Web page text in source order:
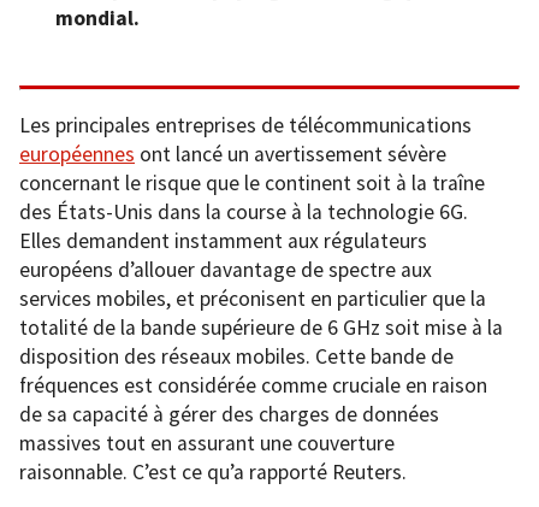
mondial.
Les principales entreprises de télécommunications
européennes ont lancé un avertissement sévère
concernant le risque que le continent soit à la traîne
des États-Unis dans la course à la technologie 6G.
Elles demandent instamment aux régulateurs
européens d’allouer davantage de spectre aux
services mobiles, et préconisent en particulier que la
totalité de la bande supérieure de 6 GHz soit mise à la
disposition des réseaux mobiles. Cette bande de
fréquences est considérée comme cruciale en raison
de sa capacité à gérer des charges de données
massives tout en assurant une couverture
raisonnable. C’est ce qu’a rapporté Reuters.